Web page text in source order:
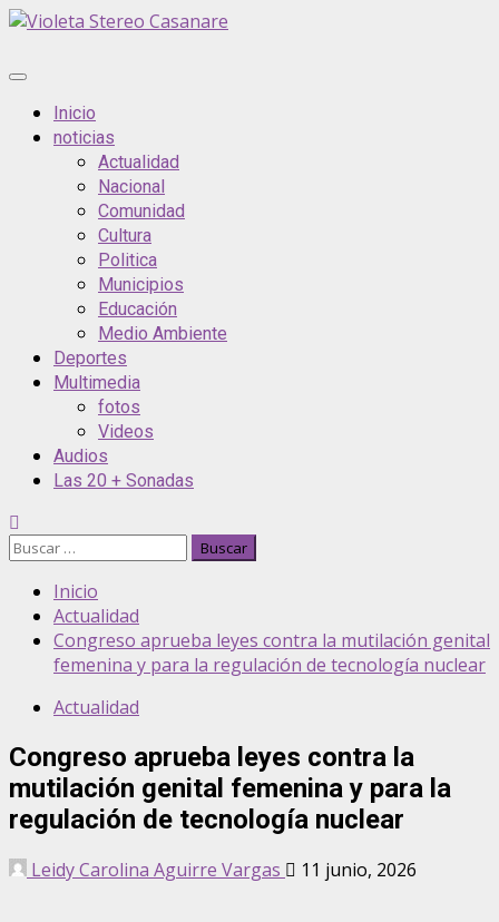
Inicio
noticias
Actualidad
Nacional
Comunidad
Cultura
Politica
Municipios
Educación
Medio Ambiente
Deportes
Multimedia
fotos
Videos
Audios
Las 20 + Sonadas
Inicio
Actualidad
Congreso aprueba leyes contra la mutilación genital
femenina y para la regulación de tecnología nuclear
Actualidad
Congreso aprueba leyes contra la
mutilación genital femenina y para la
regulación de tecnología nuclear
Leidy Carolina Aguirre Vargas 11 junio, 2026